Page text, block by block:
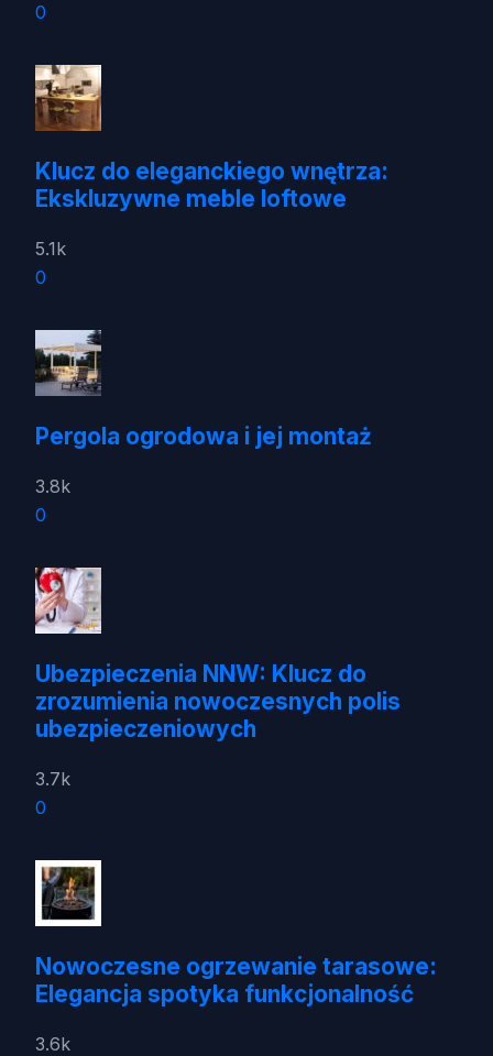
0
Klucz do eleganckiego wnętrza:
Ekskluzywne meble loftowe
5.1k
0
Pergola ogrodowa i jej montaż
3.8k
0
Ubezpieczenia NNW: Klucz do
zrozumienia nowoczesnych polis
ubezpieczeniowych
3.7k
0
Nowoczesne ogrzewanie tarasowe:
Elegancja spotyka funkcjonalność
3.6k